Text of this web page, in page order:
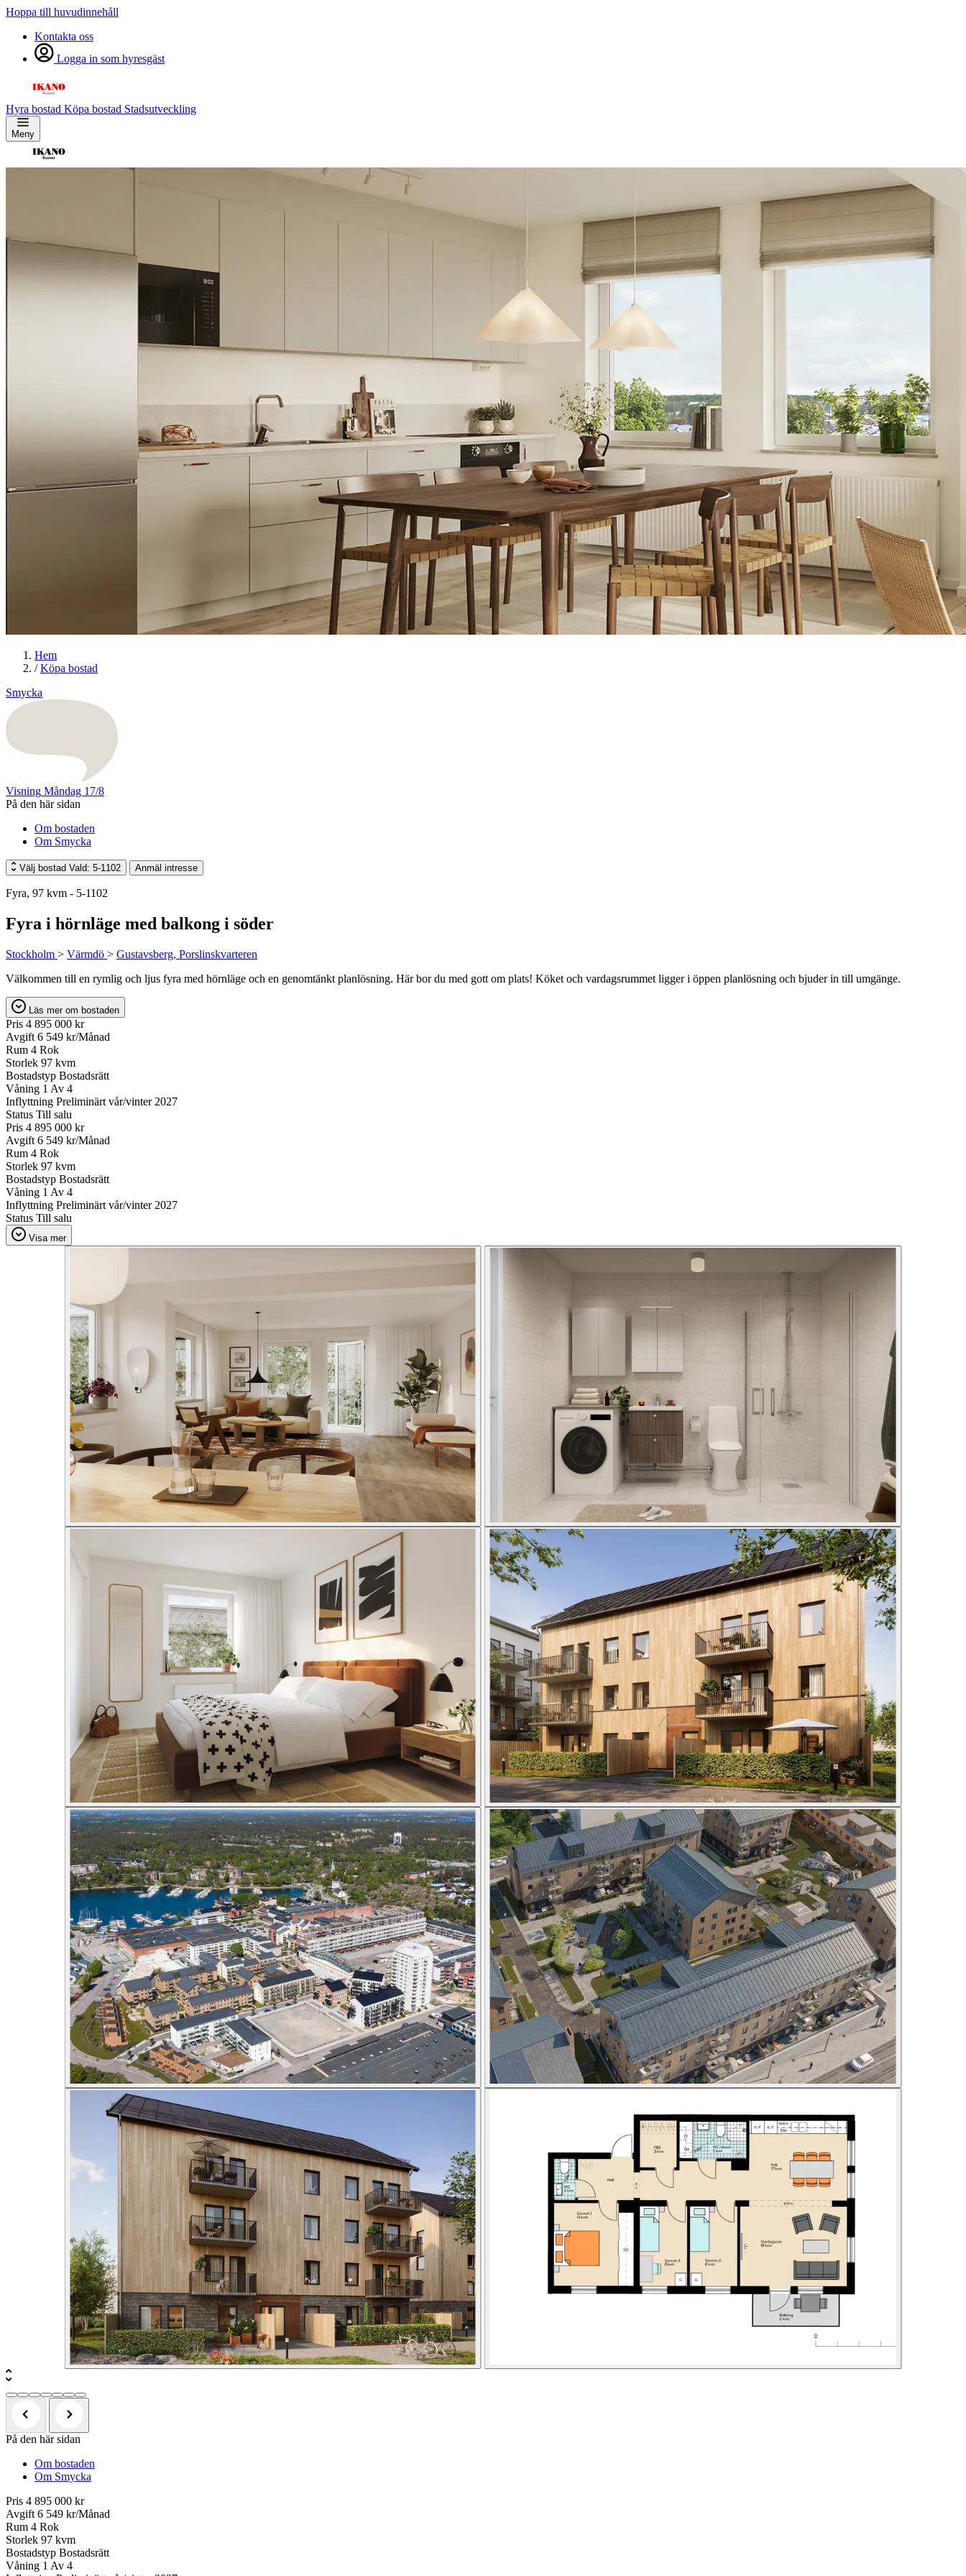
Hoppa till huvudinnehåll
Kontakta oss
Logga in som hyresgäst
Hyra bostad Köpa bostad Stadsutveckling
Meny
Hem
/ Köpa bostad
Smycka
Visning Måndag 17/8
På den här sidan
Om bostaden
Om Smycka
Välj bostad Vald: 5-1102 Anmäl intresse
Fyra, 97 kvm - 5-1102
Fyra i hörnläge med balkong i söder
Stockholm > Värmdö > Gustavsberg, Porslinskvarteren
Välkommen till en rymlig och ljus fyra med hörnläge och en genomtänkt planlösning. Här bor du med gott om plats! Köket och vardagsrummet ligger i öppen planlösning och bjuder in till umgänge.
Läs mer om bostaden
Pris 4 895 000 kr
Avgift 6 549 kr/Månad
Rum 4 Rok
Storlek 97 kvm
Bostadstyp Bostadsrätt
Våning 1 Av 4
Inflyttning Preliminärt vår/vinter 2027
Status Till salu
Pris 4 895 000 kr
Avgift 6 549 kr/Månad
Rum 4 Rok
Storlek 97 kvm
Bostadstyp Bostadsrätt
Våning 1 Av 4
Inflyttning Preliminärt vår/vinter 2027
Status Till salu
Visa mer
På den här sidan
Om bostaden
Om Smycka
Pris 4 895 000 kr
Avgift 6 549 kr/Månad
Rum 4 Rok
Storlek 97 kvm
Bostadstyp Bostadsrätt
Våning 1 Av 4